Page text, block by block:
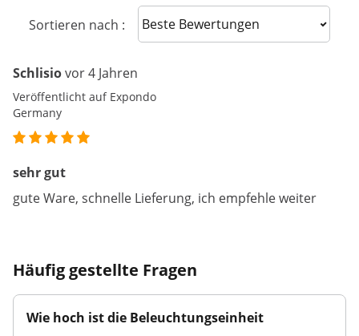
Sortieren nach : Sort reviews
Schlisiovor 4 Jahren
Veröffentlicht auf Expondo
Germany
sehr gut
gute Ware, schnelle Lieferung, ich empfehle weiter
Häufig gestellte Fragen
Wie hoch ist die Beleuchtungseinheit